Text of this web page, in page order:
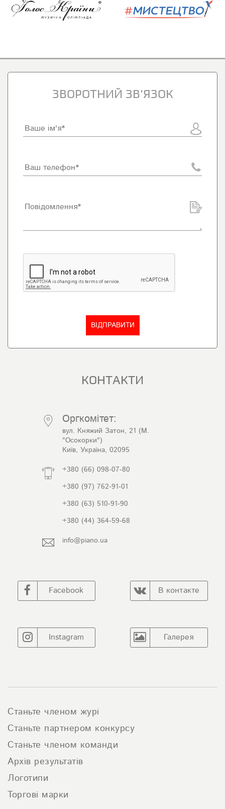
ЗВОРОТНИЙ ЗВ'ЯЗОК
КОНТАКТИ
Оргкомітет:
вул. Княжий Затон, 21 (М.
"Осокорки")
Київ, Україна, 02095
+380 (66) 098-07-80
+380 (97) 762-91-01
+380 (63) 510-91-90
+380 (44) 364-59-68
info@piano.ua
Facebook В контакте
Instagram Галерея
Станьте членом журі
Станьте партнером конкурсу
Станьте членом команди
Архів результатів
Логотипи
Торгові марки